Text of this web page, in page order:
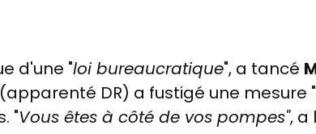
d'une "loi bureaucratique", a tancé
(apparenté DR) a fustigé une mesure "
"Vous êtes à côté de vos pompes", a